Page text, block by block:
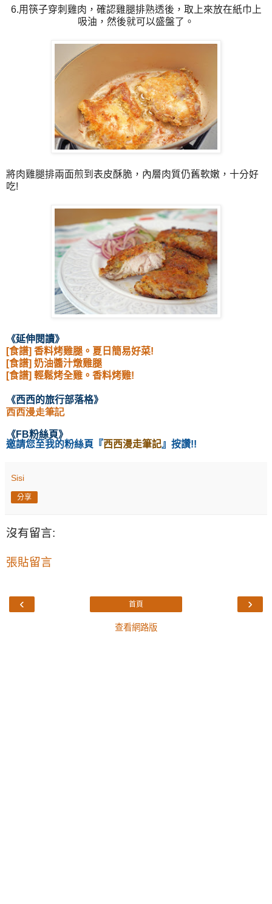
6.用筷子穿刺雞肉，確認雞腿排熟透後，取上來放在紙巾上
吸油，然後就可以盛盤了。
將肉雞腿排兩面煎到表皮酥脆，內層肉質仍舊軟嫩，十分好
吃!
《延伸閱讀》
[食譜] 香料烤雞腿。夏日簡易好菜!
[食譜] 奶油醬汁燉雞腿
[食譜] 輕鬆烤全雞。香料烤雞!
《西西的旅行部落格》
西西漫走筆記
《FB粉絲頁》
邀請您至我的粉絲頁
『西西漫走筆記』按讚!!
Sisi
分享
沒有留言:
張貼留言
‹ ›
首頁
查看網路版